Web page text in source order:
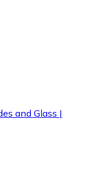
and Glass |